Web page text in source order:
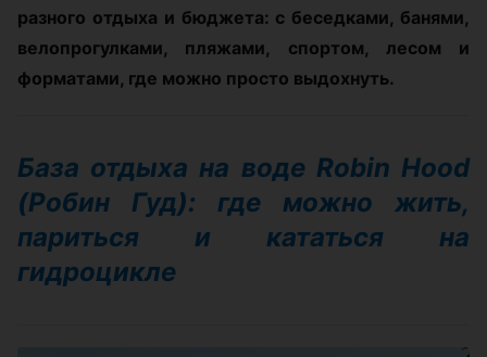
разного отдыха и бюджета: с беседками, банями,
велопрогулками, пляжами, спортом, лесом и
форматами, где можно просто выдохнуть.
База отдыха на воде Robin Hood
(Робин Гуд): где можно жить,
париться и кататься на
гидроцикле